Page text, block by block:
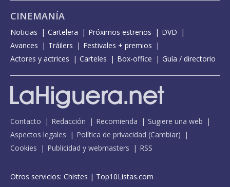
CINEMANÍA
Noticias Cartelera Próximos estrenos
DVD
Avances
Tráilers
Festivales + premios
Actores y actrices
Carteles Box-office Guía / directorio
Contacto Redacción Recomienda
Sugiere una web
Aspectos legales
Política de privacidad (Cambiar)
Cookies
Publicidad y webmasters RSS
Otros servicios: Chistes | Top10Listas.com